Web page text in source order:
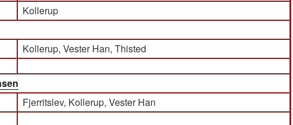
Kollerup
Kollerup, Vester Han, Thisted
Fjerritslev, Kollerup, Vester Han